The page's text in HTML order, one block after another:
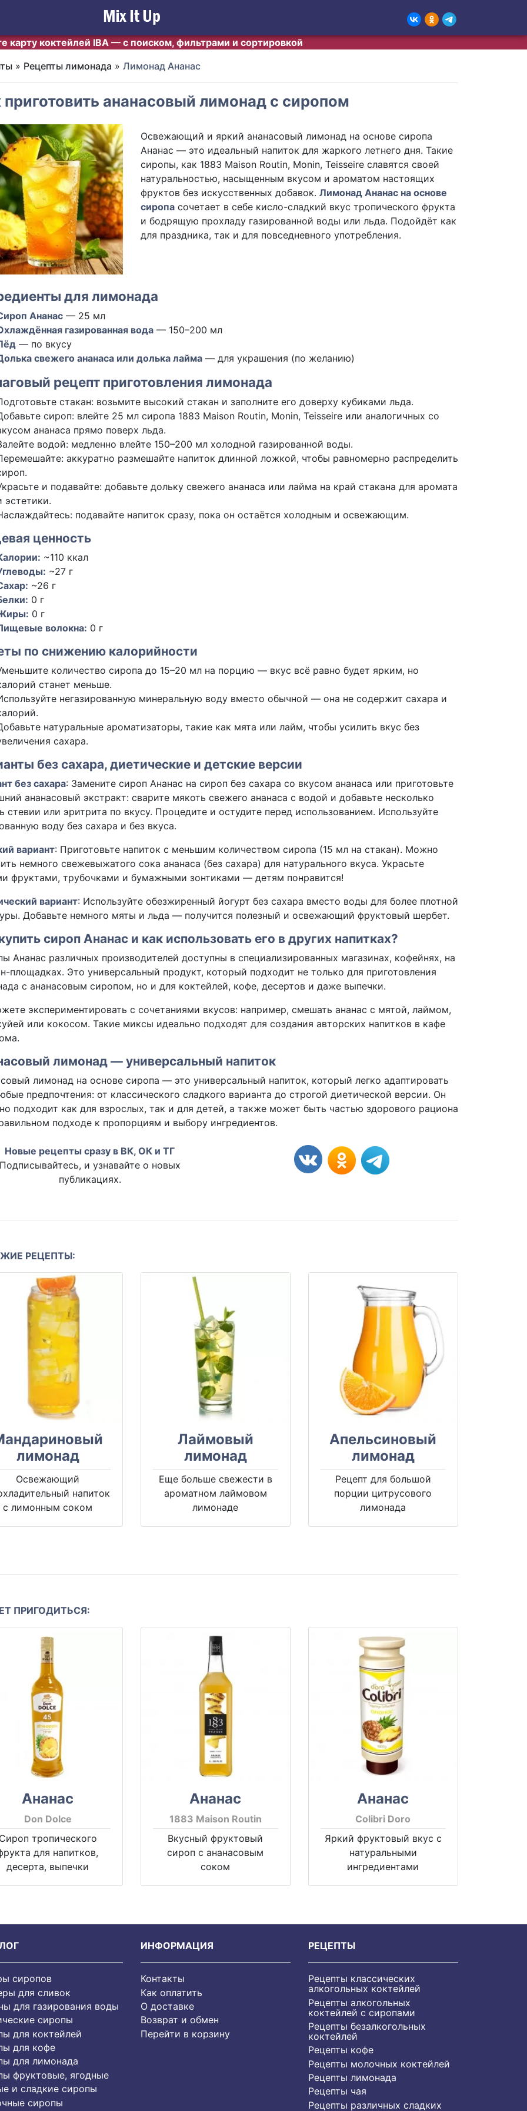
карту коктейлей IBA — с поиском, фильтрами и сортировкой
» Рецепты лимонада » Лимонад Ананас
приготовить ананасовый лимонад с сиропом
Освежающий и яркий ананасовый лимонад на основе сиропа
Ананас — это идеальный напиток для жаркого летнего дня. Такие
сиропы, как 1883 Maison Routin, Monin, Teisseire славятся своей
натуральностью, насыщенным вкусом и ароматом настоящих
фруктов без искусственных добавок. Лимонад Ананас на основе
сиропасочетает в себе кисло-сладкий вкус тропического фрукта
и бодрящую прохладу газированной воды или льда. Подойдёт как
для праздника, так и для повседневного употребления.
для лимонада
Ананас — 25 мл
газированная вода — 150–200 мл
— по вкусу
свежего ананаса или долька лайма — для украшения (по желанию)
рецепт приготовления лимонада
стакан: возьмите высокий стакан и заполните его доверху кубиками льда.
сироп: влейте 25 мл сиропа 1883 Maison Routin, Monin, Teisseire или аналогичных со
ананаса прямо поверх льда.
водой: медленно влейте 150–200 мл холодной газированной воды.
аккуратно размешайте напиток длинной ложкой, чтобы равномерно распределить
и подавайте: добавьте дольку свежего ананаса или лайма на край стакана для аромата
эстетики.
подавайте напиток сразу, пока он остаётся холодным и освежающим.
ценность
~110 ккал
~27 г
~26 г
0 г
0 г
волокна: 0 г
по снижению калорийности
количество сиропа до 15–20 мл на порцию — вкус всё равно будет ярким, но
станет меньше.
негазированную минеральную воду вместо обычной — она не содержит сахара и
натуральные ароматизаторы, такие как мята или лайм, чтобы усилить вкус без
сахара.
без сахара, диетические и детские версии
без сахара: Замените сироп Ананас на сироп без сахара со вкусом ананаса или приготовьте
ананасовый экстракт: сварите мякоть свежего ананаса с водой и добавьте несколько
стевии или эритрита по вкусу. Процедите и остудите перед использованием. Используйте
воду без сахара и без вкуса.
вариант: Приготовьте напиток с меньшим количеством сиропа (15 мл на стакан). Можно
немного свежевыжатого сока ананаса (без сахара) для натурального вкуса. Украсьте
фруктами, трубочками и бумажными зонтиками — детям понравится!
вариант: Используйте обезжиренный йогурт без сахара вместо воды для более плотной
Добавьте немного мяты и льда — получится полезный и освежающий фруктовый шербет.
сироп Ананас и как использовать его в других напитках?
Ананас различных производителей доступны в специализированных магазинах, кофейнях, на
площадках. Это универсальный продукт, который подходит не только для приготовления
с ананасовым сиропом, но и для коктейлей, кофе, десертов и даже выпечки.
экспериментировать с сочетаниями вкусов: например, смешать ананас с мятой, лаймом,
или кокосом. Такие миксы идеально подходят для создания авторских напитков в кафе
лимонад — универсальный напиток
лимонад на основе сиропа — это универсальный напиток, который легко адаптировать
предпочтения: от классического сладкого варианта до строгой диетической версии. Он
подходит как для взрослых, так и для детей, а также может быть частью здорового рациона
подходе к пропорциям и выбору ингредиентов.
Новые рецепты сразу в ВК, ОК и ТГ
и узнавайте о новых
публикациях.
РЕЦЕПТЫ:
лимонад
Освежающий
напиток
с лимонным соком
Лаймовый
лимонад
Еще больше свежести в
ароматном лаймовом
лимонаде
Апельсиновый
лимонад
Рецепт для большой
порции цитрусового
лимонада
ПРИГОДИТЬСЯ:
Ананас
Don Dolce
тропического
для напитков,
десерта, выпечки
Ананас
1883 Maison Routin
Вкусный фруктовый
сироп с ананасовым
соком
Ананас
Colibri Doro
Яркий фруктовый вкус с
натуральными
ингредиентами
сиропов
для сливок
для газирования воды
сиропы
для коктейлей
для кофе
для лимонада
фруктовые, ягодные
и сладкие сиропы
сиропы
ИНФОРМАЦИЯ
Контакты
Как оплатить
О доставке
Возврат и обмен
Перейти в корзину
РЕЦЕПТЫ
Рецепты классических
алкогольных коктейлей
Рецепты алкогольных
коктейлей с сиропами
Рецепты безалкогольных
коктейлей
Рецепты кофе
Рецепты молочных коктейлей
Рецепты лимонада
Рецепты чая
Рецепты различных сладких